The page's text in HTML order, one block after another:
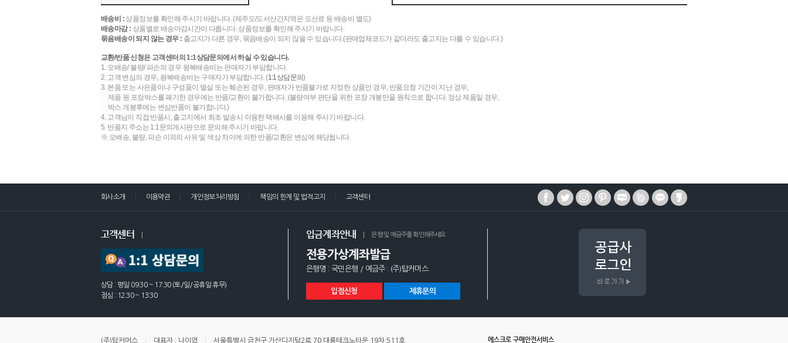
배송비 :상품정보를 확인해 주시기 바랍니다. (제주도/도서산간지역은 도선료 등 배송비 별도)
배송마감 : 상품별로 배송마감시간이 다릅니다. 상품정보를 확인해 주시기 바랍니다.
묶음배송이 되지 않는 경우 : 출고지가 다른 경우, 묶음배송이 되지 않을 수 있습니다.(판매업체코드가 같더라도 출고지는 다를 수 있습니다.)
교환/반품 신청은 고객센터의 1:1상담문의에서 하실 수 있습니다.
1. 오배송/ 불량/ 파손의 경우 왕복배송비는 판매자가 부담합니다.
2. 고객 변심의 경우, 왕복배송비는 구매자가 부담합니다. (1:1상담문의)
3. 본품 또는 사은품이나 구성품이 멸실 또는 훼손된 경우, 판매자가 반품불가로 지정한 상품인 경우, 반품요청 기간이 지난 경우,
제품 원 포장박스를 폐기한 경우에는 반품/교환이 불가합니다. (불량여부 판단을 위한 포장 개봉만을 원칙으로 합니다. 정상 제품일 경우,
박스 개봉후에는 변심반품이 불가합니다.)
4. 고객님이 직접 반품시, 출고지에서 최초 발송시 이용한 택배사를 이용해 주시기 바랍니다.
5. 반품지 주소는 1:1문의게시판으로 문의해 주시기 바랍니다.
※ 오배송, 불량, 파손 이외의 사유 및 색상 차이에 의한 반품/교환은 변심에 해당됩니다.
회사소개 이용약관 개인정보처리방침 책임의 한계 및 법적고지 고객센터
고객센터
상담 : 평일 09:30 ~ 17:30 (토/일/공휴일 휴무)
점심 : 12:30 ~ 13:30
입금계좌안내 은행 및 예금주를 확인해주세요
전용가상계좌발급
은행명 : 국민은행 / 예금주 : (주)탑커머스
입점신청 제휴문의
(주)탑커머스 대표자 : 나이엽 서울특별시 금천구 가산디지털2로 70 대륭테크노타운 19차 511호 에스크로 구매안전서비스